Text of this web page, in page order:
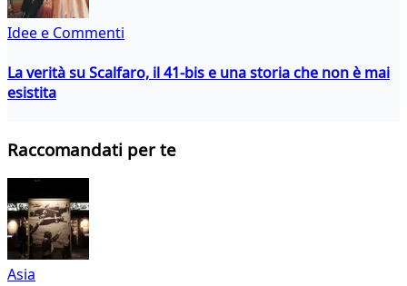
Idee e Commenti
La verità su Scalfaro, il 41-bis e una storia che non è mai
esistita
Raccomandati per te
Asia